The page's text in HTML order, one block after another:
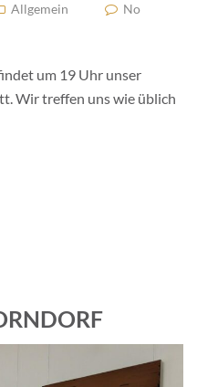
Allgemein
No
um 19 Uhr unser
Wir treffen uns wie üblich